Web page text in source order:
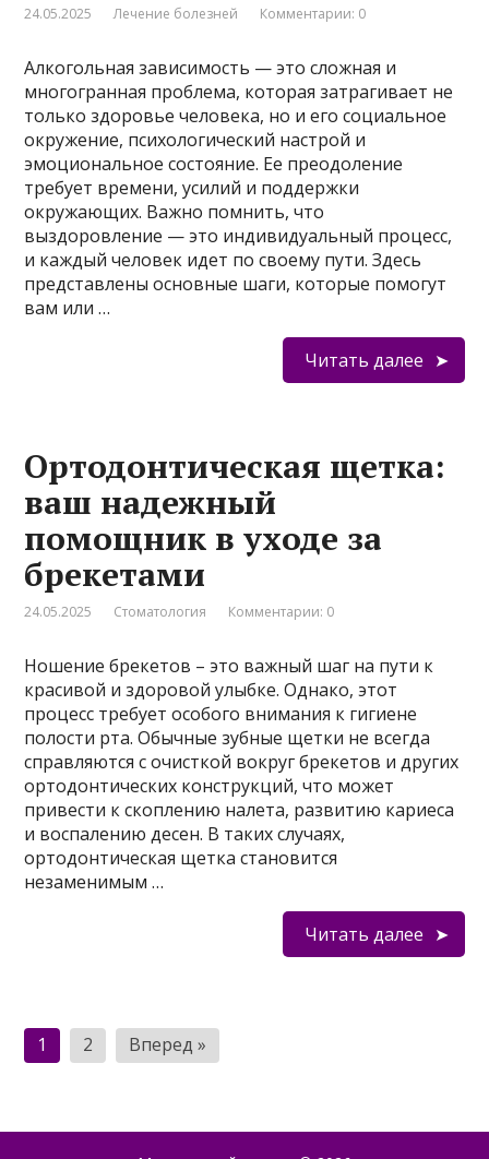
24.05.2025 Лечение болезней Комментарии: 0
Алкогольная зависимость — это сложная и
многогранная проблема, которая затрагивает не
только здоровье человека, но и его социальное
окружение, психологический настрой и
эмоциональное состояние. Ее преодоление
требует времени, усилий и поддержки
окружающих. Важно помнить, что
выздоровление — это индивидуальный процесс,
и каждый человек идет по своему пути. Здесь
представлены основные шаги, которые помогут
вам или …
Читать далее
Ортодонтическая щетка:
ваш надежный
помощник в уходе за
брекетами
24.05.2025 Стоматология Комментарии: 0
Ношение брекетов – это важный шаг на пути к
красивой и здоровой улыбке. Однако, этот
процесс требует особого внимания к гигиене
полости рта. Обычные зубные щетки не всегда
справляются с очисткой вокруг брекетов и других
ортодонтических конструкций, что может
привести к скоплению налета, развитию кариеса
и воспалению десен. В таких случаях,
ортодонтическая щетка становится
незаменимым …
Читать далее
Пагинация
записей
1 2 Вперед »